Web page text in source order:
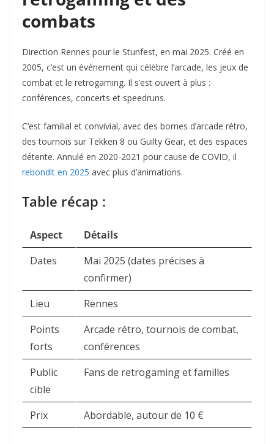
combats
Direction Rennes pour le Stunfest, en mai 2025. Créé en
2005, c’est un événement qui célèbre l’arcade, les jeux de
combat et le retrogaming. Il s’est ouvert à plus :
conférences, concerts et speedruns.
C’est familial et convivial, avec des bornes d’arcade rétro,
des tournois sur Tekken 8 ou Guilty Gear, et des espaces
détente. Annulé en 2020-2021 pour cause de COVID, il
rebondit en 2025 avec plus d’animations.
Table récap :
Aspect
Détails
Dates
Mai 2025 (dates précises à
confirmer)
Lieu
Rennes
Points
forts
Arcade rétro, tournois de combat,
conférences
Public
cible
Fans de retrogaming et familles
Prix Abordable, autour de 10 €